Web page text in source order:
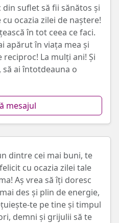
suflet să fii sănătos și
ocazia zilei de naștere!
în tot ceea ce faci.
apărut în viața mea și
La mulți ani! Și
ai întotdeauna o
mesajul
dintre cei mai buni, te
cu ocazia zilei tale
Aș vrea să îți doresc
des și plin de energie,
te pe tine și timpul
demni și grijulii să te